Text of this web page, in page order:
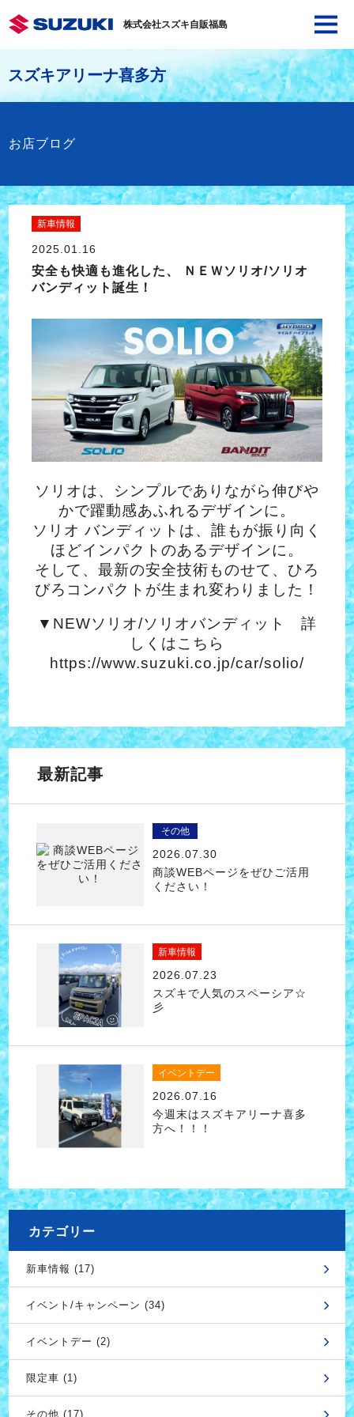
株式会社スズキ自販福島
スズキアリーナ喜多方
お店ブログ
新車情報
2025.01.16
安全も快適も進化した、 ＮＥＷソリオ/ソリオ
バンディット誕生！
ソリオは、シンプルでありながら伸びや
かで躍動感あふれるデザインに。
ソリオ バンディットは、誰もが振り向く
ほどインパクトのあるデザインに。
そして、最新の安全技術ものせて、ひろ
びろコンパクトが生まれ変わりました！
▼NEWソリオ/ソリオバンディット 詳
しくはこちら
https://www.suzuki.co.jp/car/solio/
最新記事
その他
2026.07.30
商談WEBページをぜひご活用
ください！
新車情報
2026.07.23
スズキで人気のスペーシア☆
彡
イベントデー
2026.07.16
今週末はスズキアリーナ喜多
方へ！！！
カテゴリー
新車情報 (17)
イベント/キャンペーン (34)
イベントデー (2)
限定車 (1)
その他 (17)